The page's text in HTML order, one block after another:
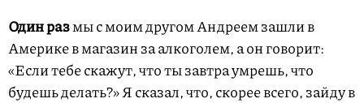
Один размы с моим другом Андреем зашли в
Америке в магазин за алкоголем, а он говорит:
«Если тебе скажут, что ты завтра умрешь, что
будешь делать?» Я сказал, что, скорее всего, зайду в